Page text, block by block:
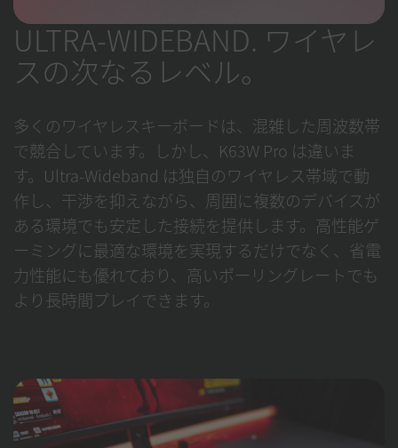
ULTRA-WIDEBAND. ワイヤレ
スの次なるレベル。
多くのワイヤレスキーボードは、混雑した周波数帯
で競合しています。しかし、K63W Pro は違いま
す。Ultra-Wideband は独自のワイヤレス帯域で動
作し、干渉を抑えながら、周囲に複数のデバイスが
ある環境でも安定した接続を提供します。高性能ゲ
ーミングに最適な環境を実現するだけでなく、省電
力性能にも優れており、高いポーリングレートでも
より長時間プレイできます。